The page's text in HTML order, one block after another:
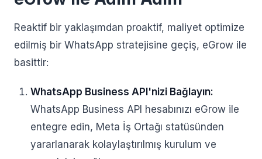
Reaktif bir yaklaşımdan proaktif, maliyet optimize
edilmiş bir WhatsApp stratejisine geçiş, eGrow ile
basittir:
WhatsApp Business API'nizi Bağlayın:
WhatsApp Business API hesabınızı eGrow ile
entegre edin, Meta İş Ortağı statüsünden
yararlanarak kolaylaştırılmış kurulum ve